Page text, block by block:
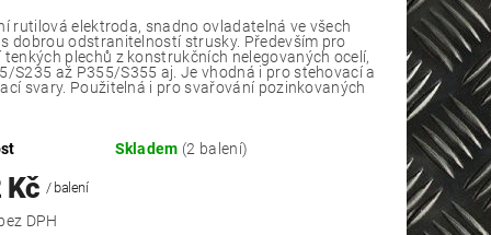
rutilová elektroda, snadno ovladatelná ve všech
dobrou odstranitelností strusky. Především pro
tenkých plechů z konstrukčních nelegovaných ocelí,
S235 až P355/S355 aj. Je vhodná i pro stehovací a
svary. Použitelná i pro svařování pozinkovaných
Skladem (2 balení)
Kč/ balení
1 274 Kč bez DPH